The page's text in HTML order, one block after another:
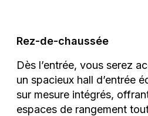
Rez-de-chaussée
Dès l’entrée, vous serez
un spacieux hall d’entrée
sur mesure intégrés,
espaces de rangement